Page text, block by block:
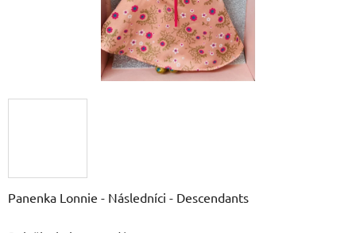
Panenka Lonnie - Následníci - Descendants